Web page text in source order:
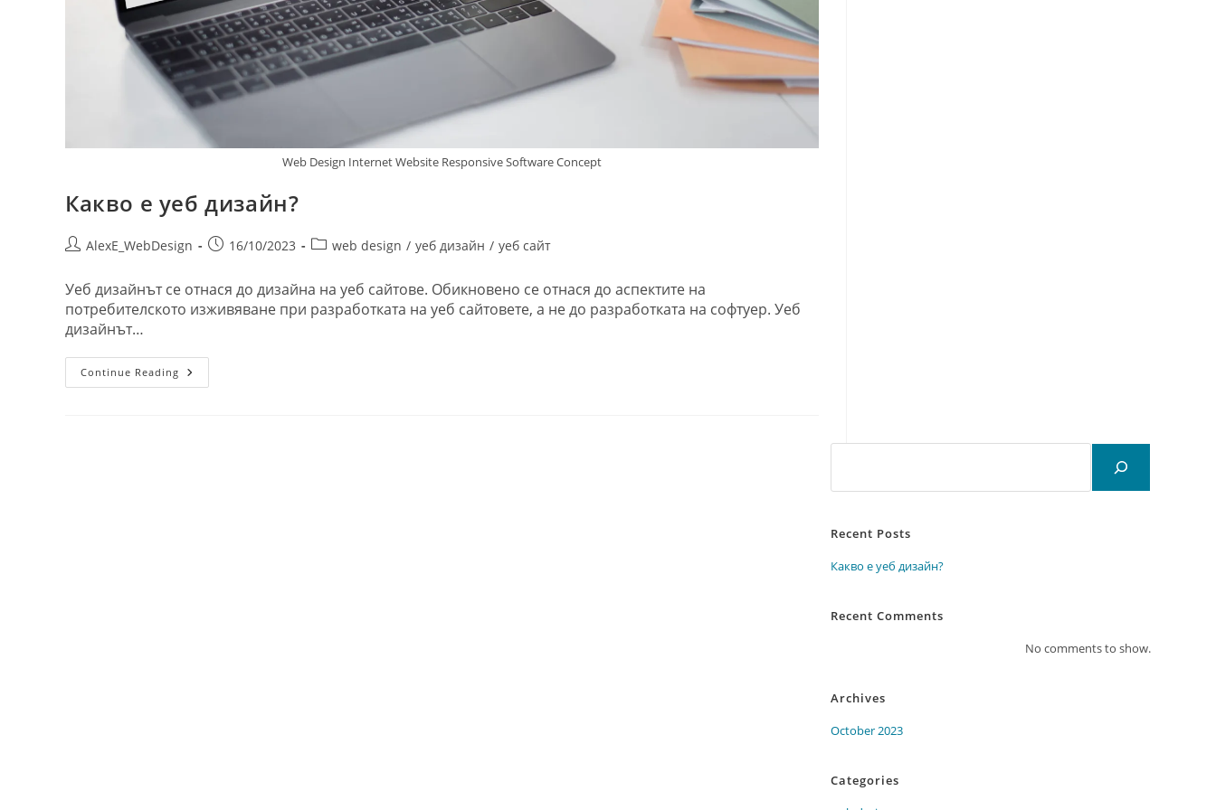
Web Design Internet Website Responsive Software Concept
Какво е уеб дизайн?
PostAlexE_WebDesign
Post16/10/2023
Postweb design / уеб дизайн / уеб сайт
Уеб дизайнът се отнася до дизайна на уеб сайтове. Обикновено се отнася до аспектите на
потребителското изживяване при разработката на уеб сайтовете, а не до разработката на софтуер. Уеб
дизайнът…
Continue Reading Какво
Е
Search
Recent Posts
Какво е уеб дизайн?
Recent Comments
No comments to show.
Archives
October 2023
Categories